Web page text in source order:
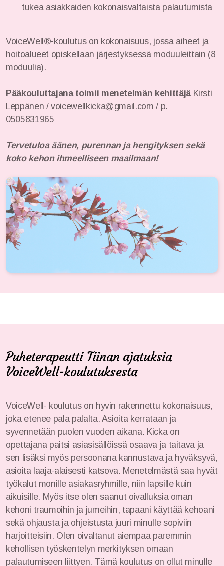
tukea asiakkaiden kokonaisvaltaista palautumista
VoiceWell®-koulutus on kokonaisuus, jossa aiheet ja
hoitoalueet opiskellaan järjestyksessä moduuleittain (8
moduulia).
Pääkouluttajana toimii menetelmän kehittäjäKirsti
Leppänen / voicewellkicka@gmail.com / p.
0505831965
Tervetuloa äänen, purennan ja hengityksen sekä
koko kehon ihmeelliseen maailmaan!
Puheterapeutti Tiinan ajatuksia
VoiceWell-koulutuksesta
VoiceWell- koulutus on hyvin rakennettu kokonaisuus,
joka etenee pala palalta. Asioita kerrataan ja
syvennetään puolen vuoden aikana. Kicka on
opettajana paitsi asiasisällöissä osaava ja taitava ja
sen lisäksi myös persoonana kannustava ja hyväksyvä,
asioita laaja-alaisesti katsova. Menetelmästä saa hyvät
työkalut monille asiakasryhmille, niin lapsille kuin
aikuisille. Myös itse olen saanut oivalluksia oman
kehoni traumoihin ja jumeihin, tapaani käyttää kehoani
sekä ohjausta ja ohjeistusta juuri minulle sopiviin
harjoitteisiin. Olen oivaltanut aiempaa paremmin
kehollisen työskentelyn merkityksen omaan
palautumiseen liittyen. Tämä koulutus on ollut minulle